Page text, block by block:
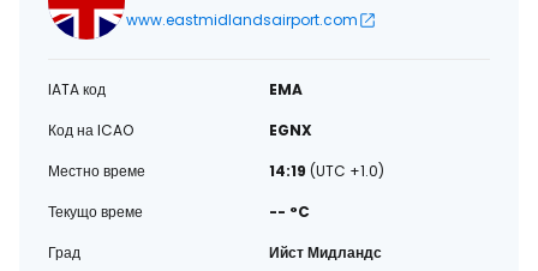
www.eastmidlandsairport.com
IATA код
EMA
Код на ICAO
EGNX
Местно време
14:19 (UTC +1.0)
Текущо време
-- °C
Град
Ийст Мидландс